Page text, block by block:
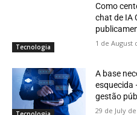
Tecnologia
Como
chat de IA
1 de August
A base
esquecida
gestão
29 de July